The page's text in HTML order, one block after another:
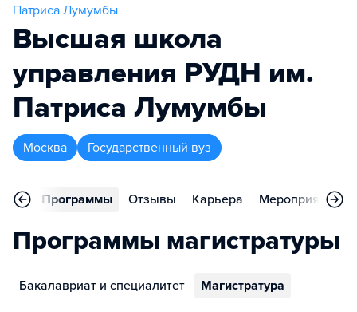
Патриса Лумумбы
Высшая школа
управления РУДН им.
Патриса Лумумбы
Москва Государственный вуз
Программы Отзывы Карьера Мероприятия
Программы магистратуры
Бакалавриат и специалитет Магистратура